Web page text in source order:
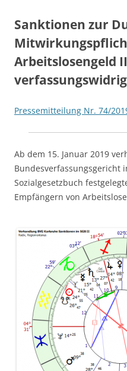
Sanktionen zur
Arbeitslosengeld
verfassungswidrig
Pressemitteilung Nr. 74/
Ab dem 15. Januar 2019
Bundesverfassungsgericht
Sozialgesetzbuch
Empfängern von